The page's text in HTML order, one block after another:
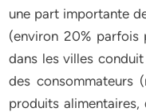
une part importante
(environ 20% parfois
dans les villes
des consommateurs
produits alimentaires,